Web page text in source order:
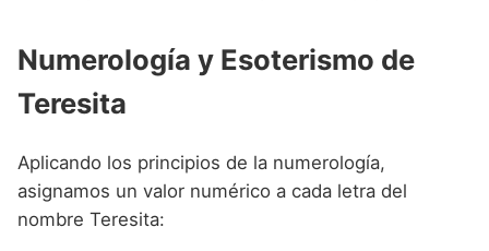
Numerología y Esoterismo de
Teresita
Aplicando los principios de la numerología,
asignamos un valor numérico a cada letra del
nombre Teresita: